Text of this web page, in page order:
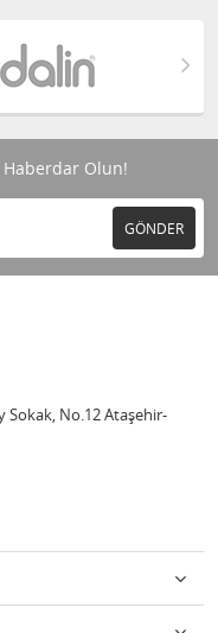
Olun!
GÖNDER
Sokak, No.12 Ataşehir-